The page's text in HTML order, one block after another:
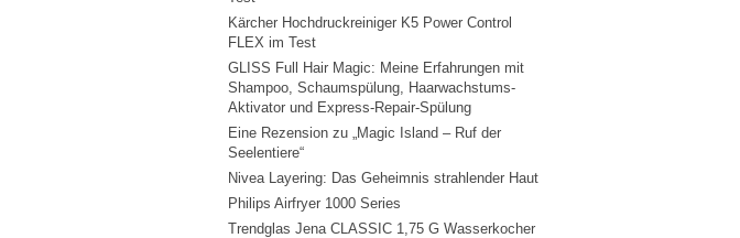
Kärcher Hochdruckreiniger K5 Power Control
FLEX im Test
GLISS Full Hair Magic: Meine Erfahrungen mit
Shampoo, Schaumspülung, Haarwachstums-
Aktivator und Express-Repair-Spülung
Eine Rezension zu „Magic Island – Ruf der
Seelentiere“
Nivea Layering: Das Geheimnis strahlender Haut
Philips Airfryer 1000 Series
Trendglas Jena CLASSIC 1,75 G Wasserkocher